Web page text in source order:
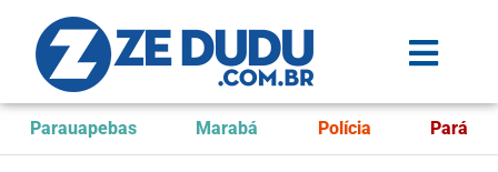
Parauapebas Marabá Polícia Pará